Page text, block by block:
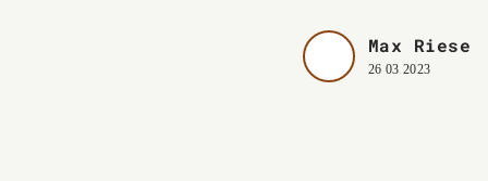
Max Riese
26 03 2023